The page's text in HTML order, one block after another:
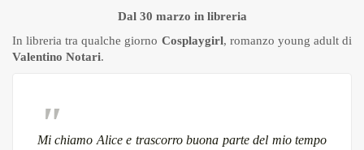
Dal 30 marzo in libreria
In libreria tra qualche giorno Cosplaygirl, romanzo young adult di
Valentino Notari.
Mi chiamo Alice e trascorro buona parte del mio tempo